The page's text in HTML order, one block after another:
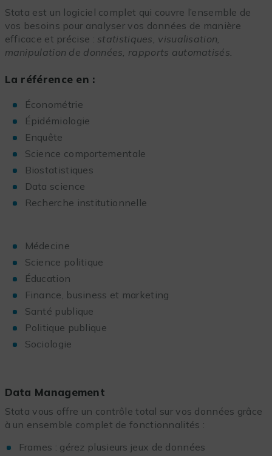
Stata est un logiciel complet qui couvre l’ensemble de
vos besoins pour analyser vos données de manière
efficace et précise : statistiques, visualisation,
manipulation de données, rapports automatisés.
La référence en :
Économétrie
Épidémiologie
Enquête
Science comportementale
Biostatistiques
Data science
Recherche institutionnelle
Médecine
Science politique
Éducation
Finance, business et marketing
Santé publique
Politique publique
Sociologie
Data Management
Stata vous offre un contrôle total sur vos données grâce
à un ensemble complet de fonctionnalités :
Frames : gérez plusieurs jeux de données